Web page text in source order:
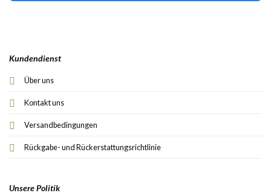
Kundendienst
Über uns
Kontakt uns
Versandbedingungen
Rückgabe- und Rückerstattungsrichtlinie
Unsere Politik